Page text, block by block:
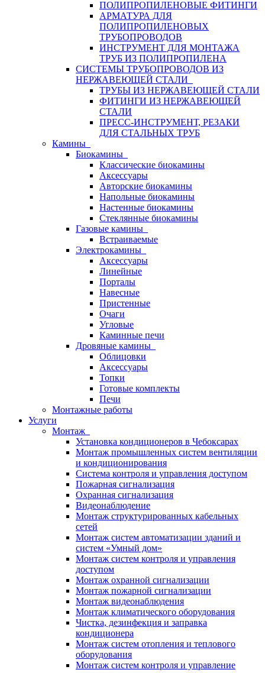
ПОЛИПРОПИЛЕНОВЫЕ ФИТИНГИ
АРМАТУРА ДЛЯ
ПОЛИПРОПИЛЕНОВЫХ
ТРУБОПРОВОДОВ
ИНСТРУМЕНТ ДЛЯ МОНТАЖА
ТРУБ ИЗ ПОЛИПРОПИЛЕНА
СИСТЕМЫ ТРУБОПРОВОДОВ ИЗ
НЕРЖАВЕЮЩЕЙ СТАЛИ
ТРУБЫ ИЗ НЕРЖАВЕЮЩЕЙ СТАЛИ
ФИТИНГИ ИЗ НЕРЖАВЕЮЩЕЙ
СТАЛИ
ПРЕСС-ИНСТРУМЕНТ, РЕЗАКИ
ДЛЯ СТАЛЬНЫХ ТРУБ
Камины
Биокамины
Классические биокамины
Аксессуары
Авторские биокамины
Напольные биокамины
Настенные биокамины
Стеклянные биокамины
Газовые камины
Встраиваемые
Электрокамины
Аксессуары
Линейные
Порталы
Навесные
Пристенные
Очаги
Угловые
Каминные печи
Дровяные камины
Облицовки
Аксессуары
Топки
Готовые комплекты
Печи
Монтажные работы
Услуги
Монтаж
Установка кондиционеров в Чебоксарах
Монтаж промышленных систем вентиляции
и кондиционирования
Система контроля и управления доступом
Пожарная сигнализация
Охранная сигнализация
Видеонаблюдение
Монтаж структурированных кабельных
сетей
Монтаж систем автоматизации зданий и
систем «Умный дом»
Монтаж систем контроля и управления
доступом
Монтаж охранной сигнализации
Монтаж пожарной сигнализации
Монтаж видеонаблюдения
Монтаж климатического оборудования
Чистка, дезинфекция и заправка
кондиционера
Монтаж систем отопления и теплового
оборудования
Монтаж систем контроля и управление